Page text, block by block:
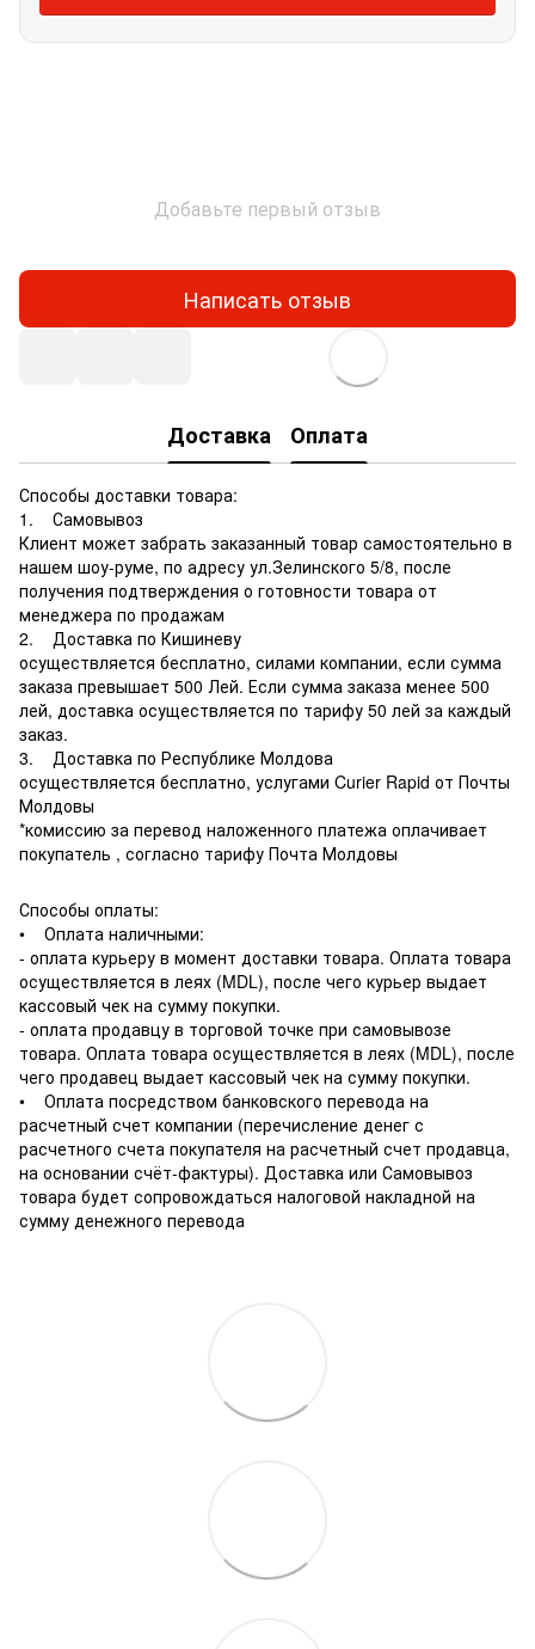
Добавьте первый отзыв
Написать отзыв
Доставка Оплата
Способы доставки товара:
1. Самовывоз
Клиент может забрать заказанный товар самостоятельно в
нашем шоу-руме, по адресу ул.Зелинского 5/8, после
получения подтверждения о готовности товара от
менеджера по продажам
2. Доставка по Кишиневу
осуществляется бесплатно, силами компании, если сумма
заказа превышает 500 Лей. Если сумма заказа менее 500
лей, доставка осуществляется по тарифу 50 лей за каждый
заказ.
3. Доставка по Республике Молдова
осуществляется бесплатно, услугами Curier Rapid от Почты
Молдовы
*комиссию за перевод наложенного платежа оплачивает
покупатель , согласно тарифу Почта Молдовы
Способы оплаты:
• Оплата наличными:
- оплата курьеру в момент доставки товара. Оплата товара
осуществляется в леях (MDL), после чего курьер выдает
кассовый чек на сумму покупки.
- оплата продавцу в торговой точке при самовывозе
товара. Оплата товара осуществляется в леях (MDL), после
чего продавец выдает кассовый чек на сумму покупки.
• Оплата посредством банковского перевода на
расчетный счет компании (перечисление денег с
расчетного счета покупателя на расчетный счет продавца,
на основании счёт-фактуры). Доставка или Самовывоз
товара будет сопровождаться налоговой накладной на
сумму денежного перевода